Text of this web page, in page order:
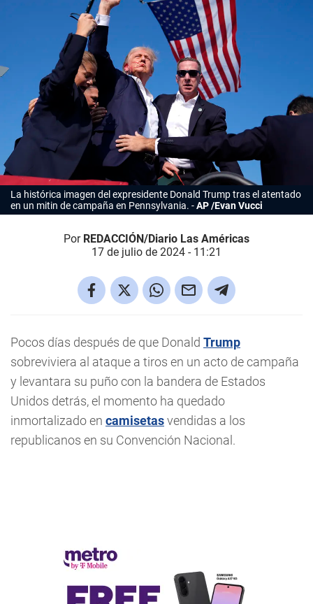
La histórica imagen del expresidente Donald Trump tras el atentado
en un mitin de campaña en Pennsylvania.
AP /Evan Vucci
Por REDACCIÓN/Diario Las Américas
17 de julio de 2024 - 11:21
Pocos días después de que Donald Trump
sobreviviera al ataque a tiros en un acto de campaña
y levantara su puño con la bandera de Estados
Unidos detrás, el momento ha quedado
inmortalizado en camisetasvendidas a los
republicanos en su Convención Nacional.